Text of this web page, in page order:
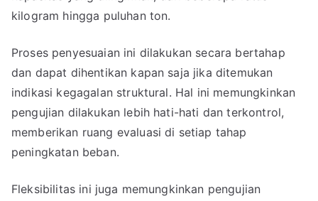
kilogram hingga puluhan ton.
Proses penyesuaian ini dilakukan secara bertahap
dan dapat dihentikan kapan saja jika ditemukan
indikasi kegagalan struktural. Hal ini memungkinkan
pengujian dilakukan lebih hati-hati dan terkontrol,
memberikan ruang evaluasi di setiap tahap
peningkatan beban.
Fleksibilitas ini juga memungkinkan pengujian